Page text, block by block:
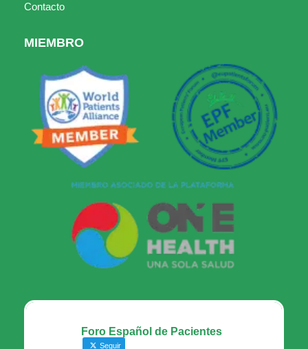
Contacto
MIEMBRO
Foro Español de Pacientes
Seguir